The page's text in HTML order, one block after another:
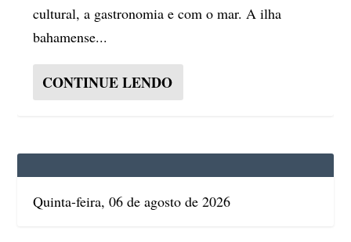
cultural, a gastronomia e com o mar. A ilha
bahamense...
CONTINUE LENDO
Quinta-feira, 06 de agosto de 2026